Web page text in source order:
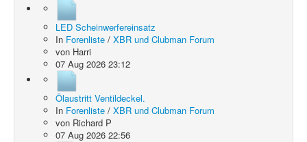
LED Scheinwerfereinsatz
In Forenliste / XBR und Clubman Forum
von Harri
07 Aug 2026 23:12
Ölaustritt Ventildeckel.
In Forenliste / XBR und Clubman Forum
von Richard P
07 Aug 2026 22:56